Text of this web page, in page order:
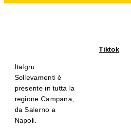
Tiktok
Italgru
Sollevamenti è
presente in tutta la
regione Campana,
da Salerno a
Napoli.